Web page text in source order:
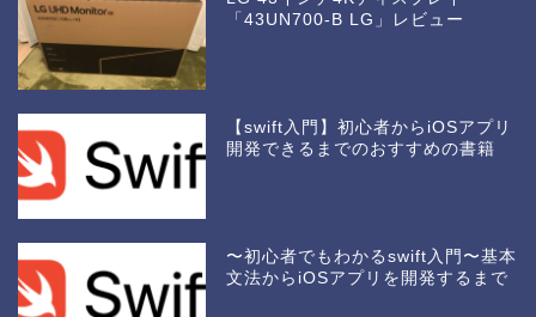
「43UN700-B LG」レビュー
【swift入門】初心者からiOSアプリ
開発できるまでのおすすめの書籍
〜初心者でもわかるswift入門〜基本
文法からiOSアプリを開発するまで